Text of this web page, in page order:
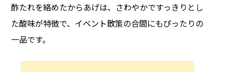
酢たれを絡めたからあげは、さわやかですっきりとし
た酸味が特徴で、イベント散策の合間にもぴったりの
一品です。